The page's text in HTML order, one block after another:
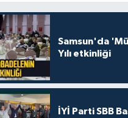
Samsun'da
Yılı etkinliği
İYİ Parti SBB